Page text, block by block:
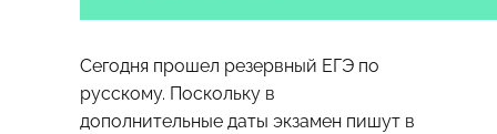
Сегодня прошел резервный ЕГЭ по
русскому. Поскольку в
дополнительные даты экзамен пишут в